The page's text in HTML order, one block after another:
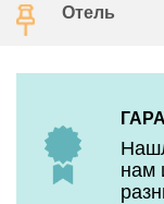
Отель
нам